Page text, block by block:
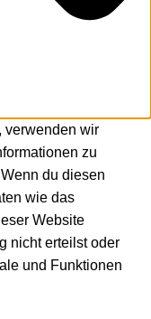
verwenden wir
zu
du diesen
wie das
Website
nicht erteilst oder
und Funktionen